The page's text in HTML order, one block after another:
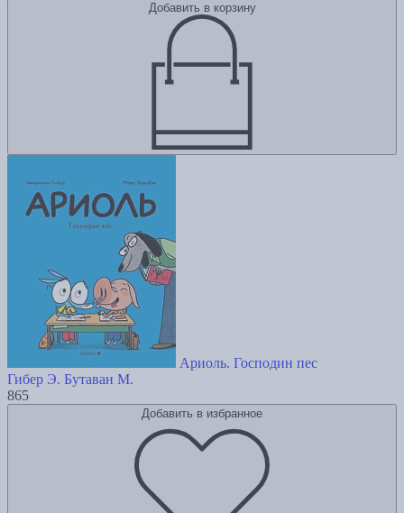
Добавить в корзину
Ариоль. Господин пес
Гибер Э. Бутаван М.
865
Добавить в избранное